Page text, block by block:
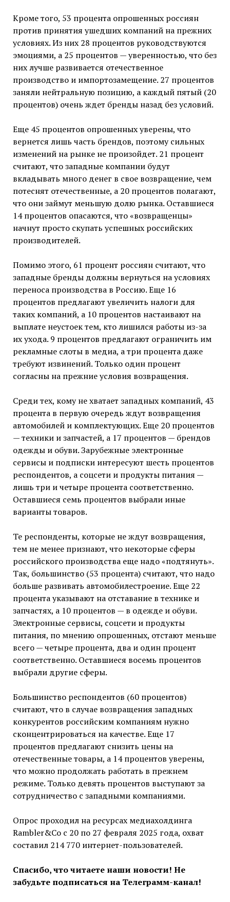
Кроме того, 53 процента опрошенных россиян
против принятия ушедших компаний на прежних
условиях. Из них 28 процентов руководствуются
эмоциями, а 25 процентов — уверенностью, что без
них лучше развивается отечественное
производство и импортозамещение. 27 процентов
заняли нейтральную позицию, а каждый пятый (20
процентов) очень ждет бренды назад без условий.
Еще 45 процентов опрошенных уверены, что
вернется лишь часть брендов, поэтому сильных
изменений на рынке не произойдет. 21 процент
считают, что западные компании будут
вкладывать много денег в свое возвращение, чем
потеснят отечественные, а 20 процентов полагают,
что они займут меньшую долю рынка. Оставшиеся
14 процентов опасаются, что «возвращенцы»
начнут просто скупать успешных российских
производителей.
Помимо этого, 61 процент россиян считают, что
западные бренды должны вернуться на условиях
переноса производства в Россию. Еще 16
процентов предлагают увеличить налоги для
таких компаний, а 10 процентов настаивают на
выплате неустоек тем, кто лишился работы из-за
их ухода. 9 процентов предлагают ограничить им
рекламные слоты в медиа, а три процента даже
требуют извинений. Только один процент
согласны на прежние условия возвращения.
Среди тех, кому не хватает западных компаний, 43
процента в первую очередь ждут возвращения
автомобилей и комплектующих. Еще 20 процентов
— техники и запчастей, а 17 процентов — брендов
одежды и обуви. Зарубежные электронные
сервисы и подписки интересуют шесть процентов
респондентов, а соцсети и продукты питания —
лишь три и четыре процента соответственно.
Оставшиеся семь процентов выбрали иные
варианты товаров.
Те респонденты, которые не ждут возвращения,
тем не менее признают, что некоторые сферы
российского производства еще надо «подтянуть».
Так, большинство (53 процента) считают, что надо
больше развивать автомобилестроение. Еще 22
процента указывают на отставание в технике и
запчастях, а 10 процентов — в одежде и обуви.
Электронные сервисы, соцсети и продукты
питания, по мнению опрошенных, отстают меньше
всего — четыре процента, два и один процент
соответственно. Оставшиеся восемь процентов
выбрали другие сферы.
Большинство респондентов (60 процентов)
считают, что в случае возвращения западных
конкурентов российским компаниям нужно
сконцентрироваться на качестве. Еще 17
процентов предлагают снизить цены на
отечественные товары, а 14 процентов уверены,
что можно продолжать работать в прежнем
режиме. Только девять процентов выступают за
сотрудничество с западными компаниями.
Опрос проходил на ресурсах медиахолдинга
Rambler&Co с 20 по 27 февраля 2025 года, охват
составил 214 770 интернет-пользователей.
Спасибо, что читаете наши новости! Не
забудьте подписаться на Телеграмм-канал!